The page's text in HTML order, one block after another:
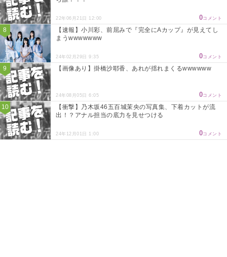
22年06月21日 12:00 0コメント
【速報】小川彩、前屈みで『完全にAカップ』が見えてし
まうwwwwwww
24年02月29日 9:35 0コメント
【画像あり】掛橋沙耶香、あれが揺れまくるwwwwww
24年08月05日 6:05 0コメント
【衝撃】乃木坂46五百城茉央の写真集、下着カットが流
出！？アナル担当の底力を見せつける
24年12月01日 1:00 0コメント